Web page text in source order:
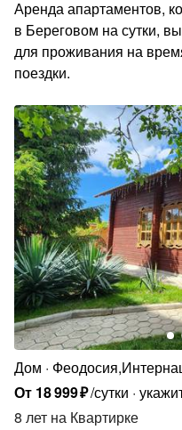
Аренда апартаментов,
в Береговом на сутки,
для проживания на
поездки.
Дом
От 18999₽/сутки
8 лет на Квартирке